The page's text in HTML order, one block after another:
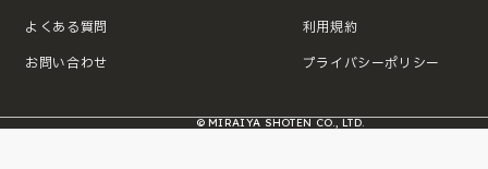
よくある質問
お問い合わせ
利用規約
プライバシーポリシー
© MIRAIYA SHOTEN CO., LTD.